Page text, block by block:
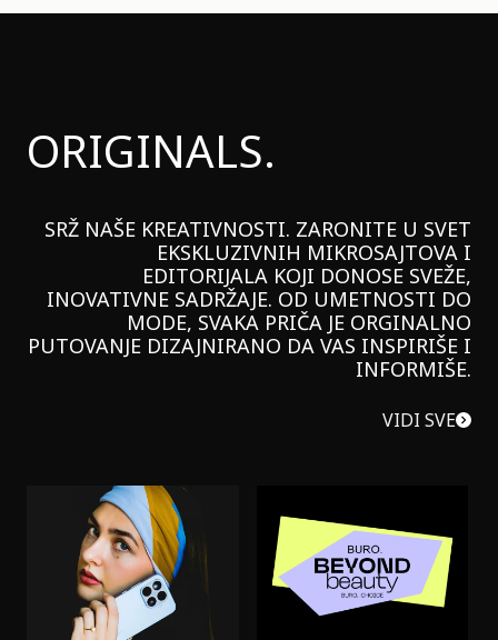
ORIGINALS.
SRŽ NAŠE KREATIVNOSTI. ZARONITE U SVET
EKSKLUZIVNIH MIKROSAJTOVA I
EDITORIJALA KOJI DONOSE SVEŽE,
INOVATIVNE SADRŽAJE. OD UMETNOSTI DO
MODE, SVAKA PRIČA JE ORGINALNO
PUTOVANJE DIZAJNIRANO DA VAS INSPIRIŠE I
INFORMIŠE.
VIDI SVE